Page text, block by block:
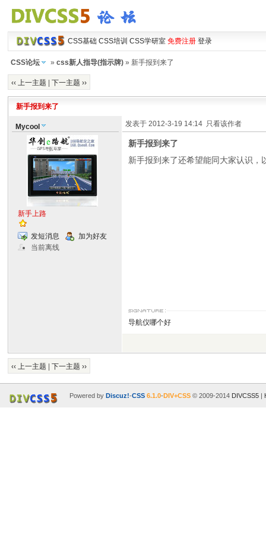
CSS基础 CSS培训 CSS学研室 免费注册 登录
CSS论坛 »css新人指导(指示牌) » 新手报到来了
‹‹ 上一主题 |下一主题 ››
新手报到来了
Mycool
新手上路
发短消息
加为好友
当前离线
发表于 2012-3-19 14:14 只看该作者
新手报到来了
新手报到来了还希望能同大家认识，
导航仪哪个好
‹‹ 上一主题 |下一主题 ››
Powered byDiscuz!-CSS 6.1.0-DIV+CSS © 2009-2014 DIVCSS5 |